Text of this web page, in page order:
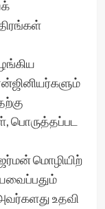
பொருத்தப்பட
மொழியிற்
உதவி